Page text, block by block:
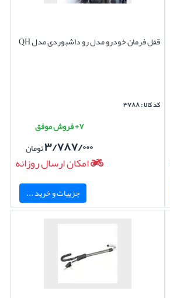
قفل فرمان خودرو مدل رو داشبوردی مدل QH
کد کالا : ۳۷۸۸
۷+ فروش موفق
۳/۷۸۷/۰۰۰تومان
امکان ارسال روزانه
جزییات و خرید ...